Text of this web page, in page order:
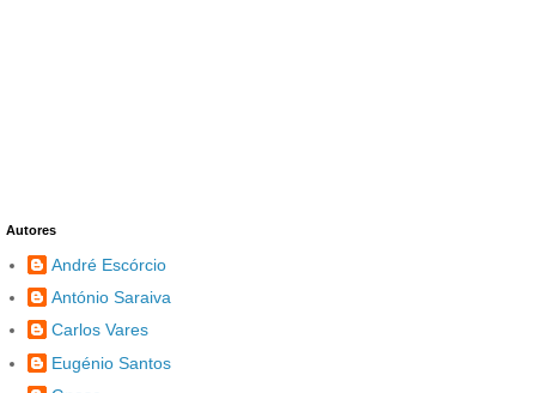
Autores
André Escórcio
António Saraiva
Carlos Vares
Eugénio Santos